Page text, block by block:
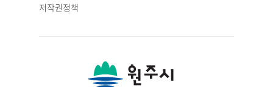
저작권정책